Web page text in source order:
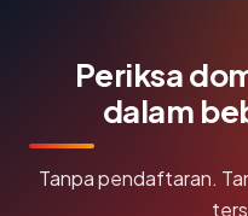
Periksa
dalam
Tanpa pendaftaran.